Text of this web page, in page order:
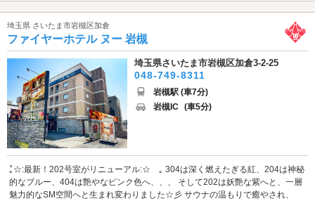
埼玉県 さいたま市岩槻区加倉
ファイヤーホテル ヌー 岩槻
埼玉県さいたま市岩槻区加倉3-2-25
048-749-8311
岩槻駅 (車7分)
岩槻IC (車5分)
｡゚☆:最新！202号室がリニューアル:☆゚｡ 304は深く燃えたぎる紅、204は神秘
的なブルー、404は艶やなピンク色へ、、、 そして202は妖艶な紫へと、一層
魅力的なSM空間へと生まれ変わりました☆彡 サウナの温もりで癒やされ、